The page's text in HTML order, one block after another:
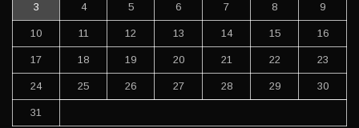
3 4 5 6 7 8 9
10 11 12 13 14 15 16
17 18 19 20 21 22 23
24 25 26 27 28 29 30
31